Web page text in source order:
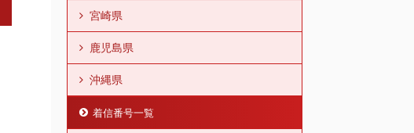
宮崎県
鹿児島県
沖縄県
着信番号一覧